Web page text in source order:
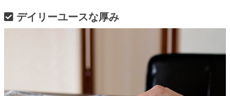
デイリーユースな厚み